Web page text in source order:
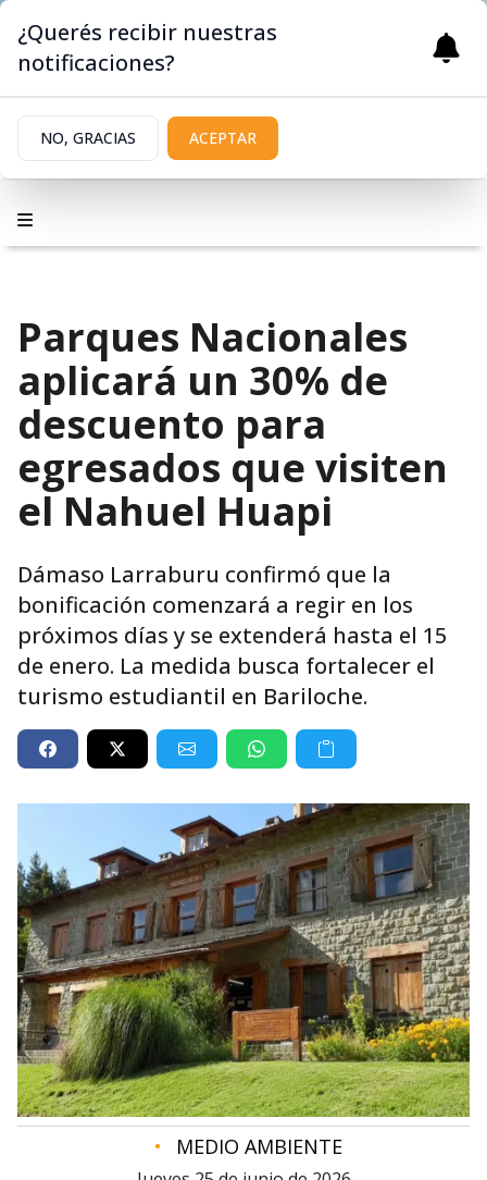
Parques Nacionales
aplicará un 30% de
descuento para
egresados que visiten
el Nahuel Huapi
Dámaso Larraburu confirmó que la
bonificación comenzará a regir en los
próximos días y se extenderá hasta el 15
de enero. La medida busca fortalecer el
turismo estudiantil en Bariloche.
• MEDIO AMBIENTE
¿Querés recibir nuestras
notificaciones?
NO, GRACIAS ACEPTAR